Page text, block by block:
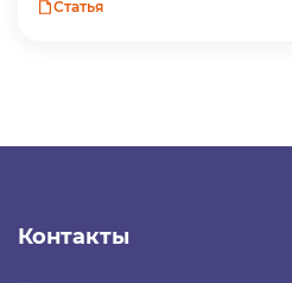
Статья
Контакты